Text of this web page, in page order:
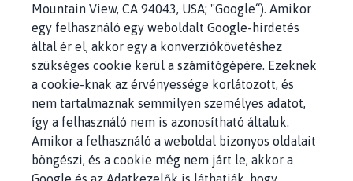
Mountain View, CA 94043, USA; "Google“). Amikor
egy felhasználó egy weboldalt Google-hirdetés
által ér el, akkor egy a konverziókövetéshez
szükséges cookie kerül a számítógépére. Ezeknek
a cookie-knak az érvényessége korlátozott, és
nem tartalmaznak semmilyen személyes adatot,
így a felhasználó nem is azonosítható általuk.
Amikor a felhasználó a weboldal bizonyos oldalait
böngészi, és a cookie még nem járt le, akkor a